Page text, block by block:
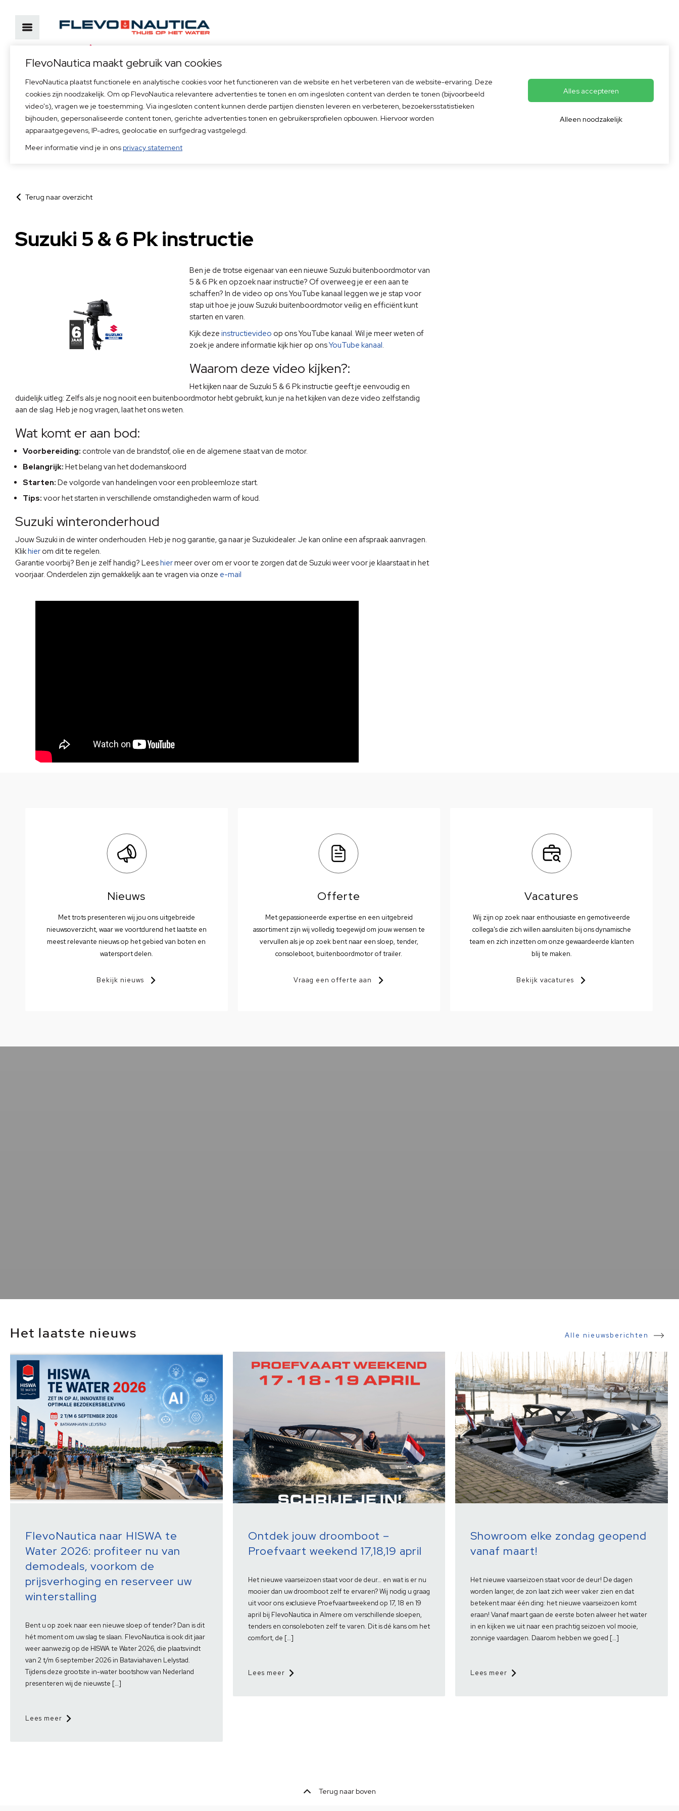
Bezoekadres
Marinaweg 14, 1361 AC Almere
52°20'30.7"N, 5°07'59.4"E
Neem direct contact op
+31(0)36 53 68 555
info@flevonautica.nl
Direct een afspraak
Afspraak inplannen
Gebaseerd op125
beoordelingen
Terug naar overzicht
Suzuki 5 & 6 Pk instructie
Ben je de trotse eigenaar van een nieuwe Suzuki buitenboordmotor van
5 & 6 Pk en opzoek naar instructie? Of overweeg je er een aan te
schaffen? In de video op ons YouTube kanaal leggen we je stap voor
stap uit hoe je jouw Suzuki buitenboordmotor veilig en efficiënt kunt
starten en varen.
Kijk deze instructievideo op ons YouTube kanaal. Wil je meer weten of
zoek je andere informatie kijk hier op onsYouTube kanaal.
Waarom deze video kijken?:
Het kijken naar de Suzuki 5 & 6 Pk instructie geeft je eenvoudig en
duidelijk uitleg: Zelfs als je nog nooit een buitenboordmotor hebt gebruikt, kun je na het kijken van deze video zelfstandig
aan de slag. Heb je nog vragen, laat het ons weten.
Wat komt er aan bod:
Voorbereiding: controle van de brandstof, olie en de algemene staat van de motor.
Belangrijk: Het belang van het dodemanskoord
Starten: De volgorde van handelingen voor een probleemloze start.
Tips: voor het starten in verschillende omstandigheden warm of koud.
Suzuki winteronderhoud
Jouw Suzuki in de winter onderhouden. Heb je nog garantie, ga naar je Suzukidealer. Je kan online een afspraak aanvragen.
Klikhier om dit te regelen.
Garantie voorbij? Ben je zelf handig? Leeshiermeer over om er voor te zorgen dat de Suzuki weer voor je klaarstaat in het
voorjaar. Onderdelen zijn gemakkelijk aan te vragen via onze e-mail
Nieuws
Met trots presenteren wij jou ons uitgebreide
nieuwsoverzicht, waar we voortdurend het laatste en
meest relevante nieuws op het gebied van boten en
watersport delen.
Bekijk nieuws
Offerte
Met gepassioneerde expertise en een uitgebreid
assortiment zijn wij volledig toegewijd om jouw wensen te
vervullen als je op zoek bent naar een sloep, tender,
consoleboot, buitenboordmotor of trailer.
Vraag een offerte aan
Vacatures
Wij zijn op zoek naar enthousiaste en gemotiveerde
collega's die zich willen aansluiten bij ons dynamische
team en zich inzetten om onze gewaardeerde klanten
blij te maken.
Bekijk vacatures
Het laatste nieuws Alle nieuwsberichten
FlevoNautica naar HISWA te
Water 2026: profiteer nu van
demodeals, voorkom de
prijsverhoging en reserveer uw
winterstalling
Bent u op zoek naar een nieuwe sloep of tender? Dan is dit
hét moment om uw slag te slaan. FlevoNautica is ook dit jaar
weer aanwezig op de HISWA te Water 2026, die plaatsvindt
van 2 t/m 6 september 2026 in Bataviahaven Lelystad.
Tijdens deze grootste in-water bootshow van Nederland
presenteren wij de nieuwste […]
Lees meer
Ontdek jouw droomboot –
Proefvaart weekend 17,18,19 april
Het nieuwe vaarseizoen staat voor de deur… en wat is er nu
mooier dan uw droomboot zelf te ervaren? Wij nodig u graag
uit voor ons exclusieve Proefvaartweekend op 17, 18 en 19
april bij FlevoNautica in Almere om verschillende sloepen,
tenders en consoleboten zelf te varen. Dit is dé kans om het
comfort, de […]
Lees meer
Showroom elke zondag geopend
vanaf maart!
Het nieuwe vaarseizoen staat voor de deur! De dagen
worden langer, de zon laat zich weer vaker zien en dat
betekent maar één ding: het nieuwe vaarseizoen komt
eraan! Vanaf maart gaan de eerste boten alweer het water
in en kijken we uit naar een prachtig seizoen vol mooie,
zonnige vaardagen. Daarom hebben we goed […]
Lees meer
Terug naar boven
FlevoNautica maakt gebruik van cookies
FlevoNautica plaatst functionele en analytische cookies voor het functioneren van de website en het verbeteren van de website-ervaring. Deze
cookies zijn noodzakelijk. Om op FlevoNautica relevantere advertenties te tonen en om ingesloten content van derden te tonen (bijvoorbeeld
video's), vragen we je toestemming. Via ingesloten content kunnen derde partijen diensten leveren en verbeteren, bezoekersstatistieken
bijhouden, gepersonaliseerde content tonen, gerichte advertenties tonen en gebruikersprofielen opbouwen. Hiervoor worden
apparaatgegevens, IP-adres, geolocatie en surfgedrag vastgelegd.
Meer informatie vind je in ons privacy statement
Alles accepteren
Alleen noodzakelijk